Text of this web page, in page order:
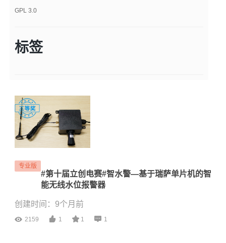
GPL 3.0
标签
专业版
#第十届立创电赛#智水警—基于瑞萨单片机的智
能无线水位报警器
创建时间：9个月前
2159 1 1 1